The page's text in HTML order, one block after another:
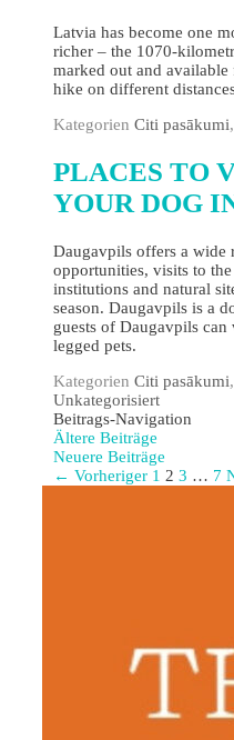
Latvia has become one
richer – the 1070-
marked out and
hike on different
Kategorien Citi pasākumi,
PLACES TO
YOUR DOG
Daugavpils offers a wide
opportunities, visits to
institutions and natural
season. Daugavpils is a
guests of Daugavpils
legged pets.
Kategorien Citi pasākumi,
Unkategorisiert
Beitrags-Navigation
Ältere Beiträge
Neuere Beiträge
← Vorheriger 1 2 3 … 7